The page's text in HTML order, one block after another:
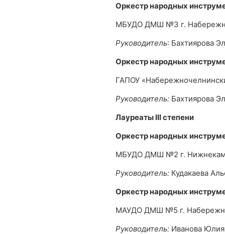
Оркестр народных
МБУДО ДМШ №3 г.
Руководитель: Бахтиярова
Оркестр народных
ГАПОУ
Руководитель: Бахтиярова
Лауреаты IIIстепени
Оркестр народных
МБУДО ДМШ №2 г.
Руководитель: Кудакаева
Оркестр народных
МАУДО ДМШ №5 г.
Руководитель: Иванова